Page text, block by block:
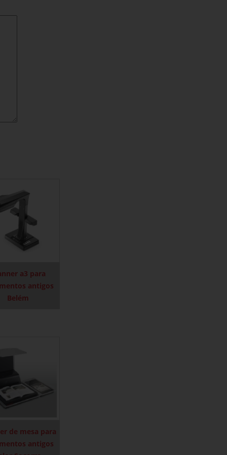
a3 para
antigos
Belém
de mesa para
antigos